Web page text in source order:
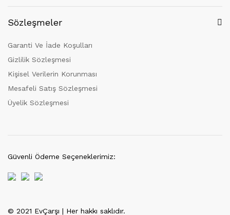
Sözleşmeler
Garanti Ve İade Koşulları
Gizlilik Sözleşmesi
Kişisel Verilerin Korunması
Mesafeli Satış Sözleşmesi
Üyelik Sözleşmesi
© 2021 EvÇarşı | Her hakkı saklıdır.
Güvenli Ödeme Seçeneklerimiz: